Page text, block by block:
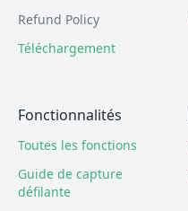
Refund Policy
Téléchargement
Fonctionnalités
Toutes les fonctions
Guide de capture
défilante